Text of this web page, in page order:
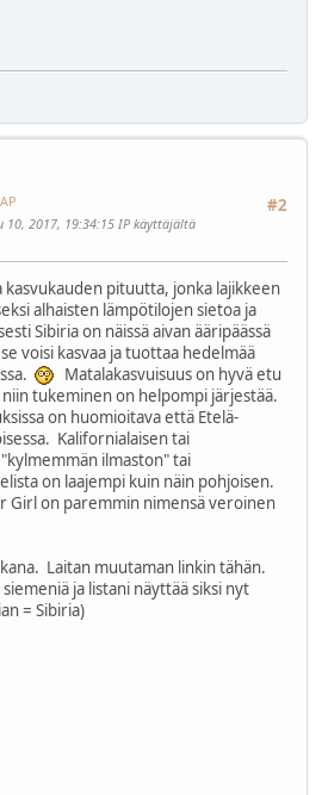
#2
10, 2017, 19:34:15 IP käyttäjältä
kasvukauden pituutta, jonka lajikkeen
alhaisten lämpötilojen sietoa ja
Sibiria on näissä aivan ääripäässä
voisi kasvaa ja tuottaa hedelmää
Matalakasvuisuus on hyvä etu
tukeminen on helpompi järjestää.
on huomioitava että Etelä-
Kalifornialaisen tai
ilmaston" tai
on laajempi kuin näin pohjoisen.
Girl on paremmin nimensä veroinen
Laitan muutaman linkin tähän.
ja listani näyttää siksi nyt
= Sibiria)